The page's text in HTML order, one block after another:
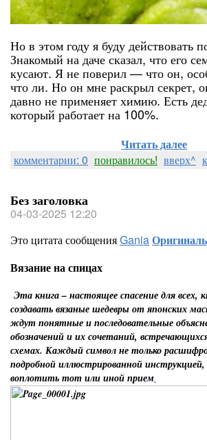
Но в этом году я буду действовать
Знакомый на даче сказал, что его
кусают. Я не поверил — что он,
что ли. Но он мне раскрыл секрет,
давно не применяет химию. Есть
который работает на 100%.
Читать далее
комментарии: 0 понравилось! вверх^
Без заголовка
04-03-2025 12:20
Это цитата сообщенияGania
Вязание на спицах
Эта книга – настоящее спасение для
создавать вязаные шедевры от японских
ждут понятные и последовательные
обозначений и их сочетаний,
схемах. Каждый символ не только
подробной иллюстрированной
воплотить тот или иной прием.